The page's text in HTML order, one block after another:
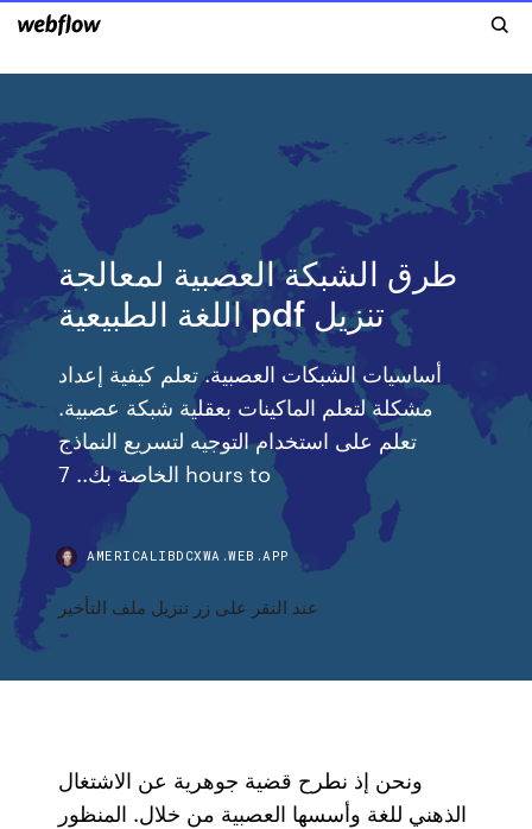
طرق الشبكة العصبية لمعالجة
اللغة الطبيعية pdf تنزيل
أساسيات الشبكات العصبية. تعلم كيفية إعداد
مشكلة لتعلم الماكينات بعقلية شبكة عصبية.
تعلم على استخدام التوجيه لتسريع النماذج
الخاصة بك.‏. 7 hours to
AMERICALIBDCXWA.WEB.APP
عند النقر على زر تنزيل ملف التأخير
وﻧﺤﻦ إذ ﻧﻄﺮح ﻗﻀﻴﺔ ﺟﻮﻫﺮﻳﺔ ﻋﻦ اﻻﺷﺘﻐﺎل
اﻟﺬﻫﻨﻲ ﻟﻠﻐﺔ وأﺳﺴﻬﺎ اﻟﻌﺼﺒﻴﺔ ﻣﻦ ﺧﻼل. اﻟﻤﻨﻈﻮر